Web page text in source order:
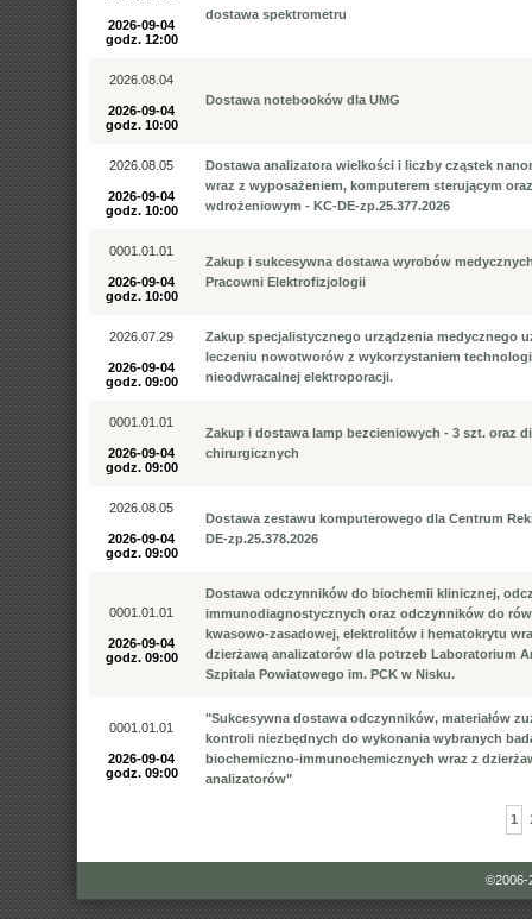
2026-09-04
godz. 12:00
dostawa spektrometru
2026.08.04
2026-09-04
godz. 10:00
Dostawa notebooków dla UMG
2026.08.05
2026-09-04
godz. 10:00
Dostawa analizatora wielkości i liczby cząstek
wraz z wyposażeniem, komputerem sterującym
wdrożeniowym - KC-DE-zp.25.377.2026
0001.01.01
2026-09-04
godz. 10:00
Zakup i sukcesywna dostawa wyrobów
Pracowni Elektrofizjologii
2026.07.29
2026-09-04
godz. 09:00
Zakup specjalistycznego urządzenia medycznego
leczeniu nowotworów z wykorzystaniem
nieodwracalnej elektroporacji.
0001.01.01
2026-09-04
godz. 09:00
Zakup i dostawa lamp bezcieniowych - 3 szt. oraz
chirurgicznych
2026.08.05
2026-09-04
godz. 09:00
Dostawa zestawu komputerowego dla Centrum
DE-zp.25.378.2026
0001.01.01
2026-09-04
godz. 09:00
Dostawa odczynników do biochemii klinicznej,
immunodiagnostycznych oraz odczynników do
kwasowo-zasadowej, elektrolitów i hematokrytu
dzierżawą analizatorów dla potrzeb Laboratorium
Szpitala Powiatowego im. PCK w Nisku.
0001.01.01
2026-09-04
godz. 09:00
"Sukcesywna dostawa odczynników, materiałów
kontroli niezbędnych do wykonania wybranych
biochemiczno-immunochemicznych wraz z
analizatorów"
1
©2006-